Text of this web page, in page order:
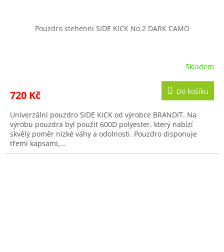
Pouzdro stehenní SIDE KICK No.2 DARK CAMO
Skladem
720 Kč Do košíku
Univerzální pouzdro SIDE KICK od výrobce BRANDIT. Na
výrobu pouzdra byl použit 600D polyester, který nabízí
skvělý poměr nízké váhy a odolnosti. Pouzdro disponuje
třemi kapsami,...